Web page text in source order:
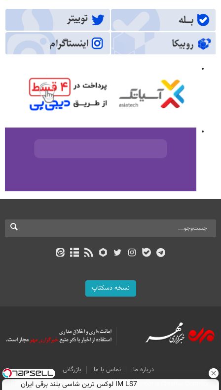
نسخه دسکتاپ
درباره ما تماس با ما
بازرگانی
All Content by Mehr News Agency is licensed under a Creative Commons
IM LS7 لوکس ترین شاسی بلند برقی ایران